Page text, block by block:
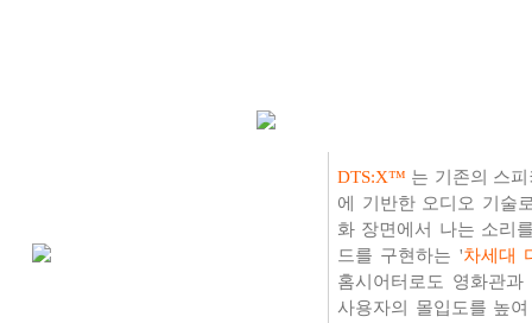
DTS:X™ 는 기존의 스
에 기반한 오디오 기술
화 장면에서 나는 소리
드를 구현하는 '차세대
홈시어터로도 영화관
사용자의 몰입도를 높